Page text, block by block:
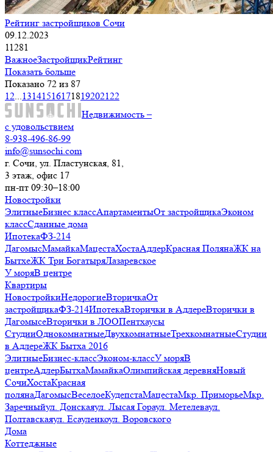
Рейтинг застройщиков Сочи
09.12.2023
11281
ВажноеЗастройщикРейтинг
Показать больше
Показано 72 из 87
12...13141516171819202122
Недвижимость –
с удовольствием
8-938-496-86-99
info@sunsochi.com
г. Сочи, ул. Пластунская, 81,
3 этаж, офис 17
пн-пт 09:30–18:00
Новостройки
ЭлитныеБизнес классАпартаментыОт застройщикаЭконом
классСданные дома
ИпотекаФЗ-214
ДагомысМамайкаМацестаХостаАдлерКрасная ПолянаЖК на
БытхеЖК Три БогатыряЛазаревское
У моряВ центре
Квартиры
НовостройкиНедорогиеВторичкаОт
застройщикаФЗ-214ИпотекаВторички в АдлереВторички в
ДагомысеВторички в ЛООПентхаусы
СтудииОднокомнатныеДвухкомнатныеТрехкомнатныеСтудии
в АдлереЖК Бытха 2016
ЭлитныеБизнес-классЭконом-классУ моряВ
центреАдлерБытхаМамайкаОлимпийская деревняНовый
СочиХостаКрасная
полянаДагомысВеселоеКудепстаМацестаМкр. ПриморьеМкр.
Заречныйул. Донскаяул. Лысая Гораул. Метелеваул.
Полтавскаяул. Есауленкоул. Воровского
Дома
Коттеджные